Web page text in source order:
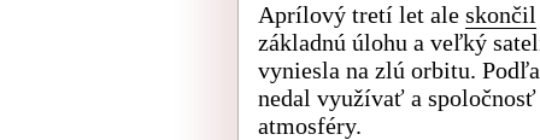
Aprílový tretí let ale skončil
základnú úlohu a veľký
vyniesla na zlú orbitu.
nedal využívať a
atmosféry.